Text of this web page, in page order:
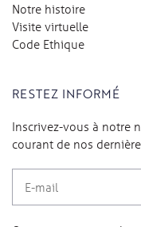
Notre histoire
Visite virtuelle
Code Ethique
RESTEZ INFORMÉ
Inscrivez-vous à notre
courant de nos